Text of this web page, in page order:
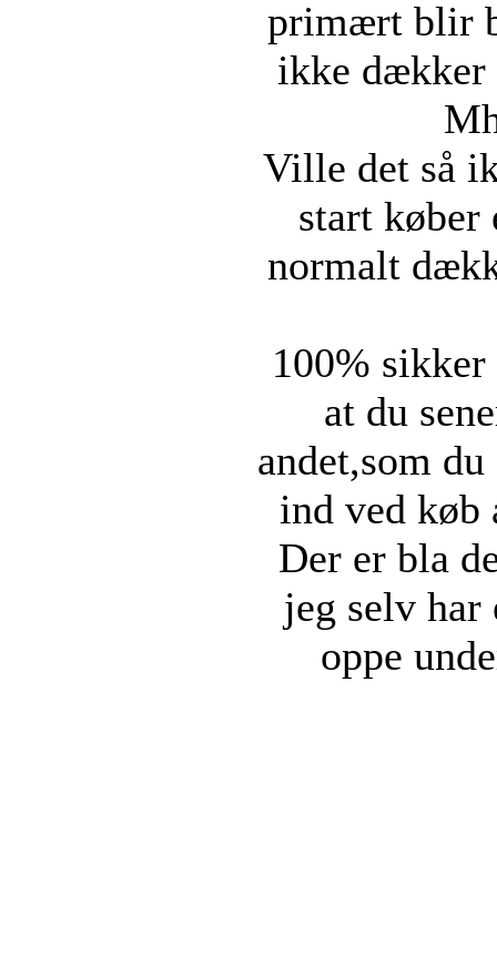
primært blir
ikke
Ville det så
start køber
normalt
100% sikker
at du
andet,som
ind ved køb
Der er bla
jeg selv har
oppe